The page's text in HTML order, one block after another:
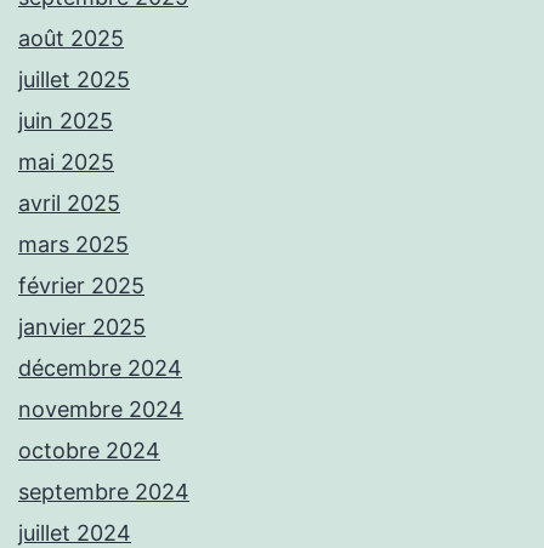
août 2025
juillet 2025
juin 2025
mai 2025
avril 2025
mars 2025
février 2025
janvier 2025
décembre 2024
novembre 2024
octobre 2024
septembre 2024
juillet 2024